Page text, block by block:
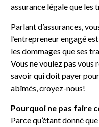
assurance légale que
Parlant d’assurances,
l’entrepreneur engagé
les dommages que ses
Vous ne voulez pas vous
savoir qui doit payer
abîmés, croyez-nous!
Pourquoi ne pas faire
Parce qu’étant donné